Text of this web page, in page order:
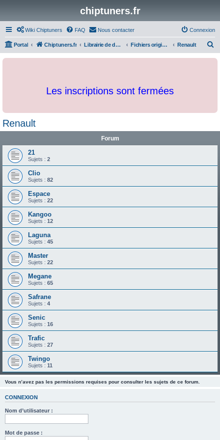
chiptuners.fr
Wiki Chiptuners FAQ Nous contacter Connexion
Portal Chiptuners.fr Librairie de documents et originaux Fichiers originaux Renault
c
Les inscriptions sont fermées
Renault
Forum
21
Sujets : 2
Clio
Sujets : 82
Espace
Sujets : 22
Kangoo
Sujets : 12
Laguna
Sujets : 45
Master
Sujets : 22
Megane
Sujets : 65
Safrane
Sujets : 4
Senic
Sujets : 16
Trafic
Sujets : 27
Twingo
Sujets : 11
Vous n’avez pas les permissions requises pour consulter les sujets de ce forum.
CONNEXION
Nom d’utilisateur :
Mot de passe :